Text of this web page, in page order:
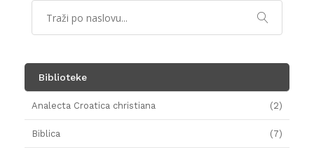
Biblioteke
Analecta Croatica christiana (2)
Biblica (7)